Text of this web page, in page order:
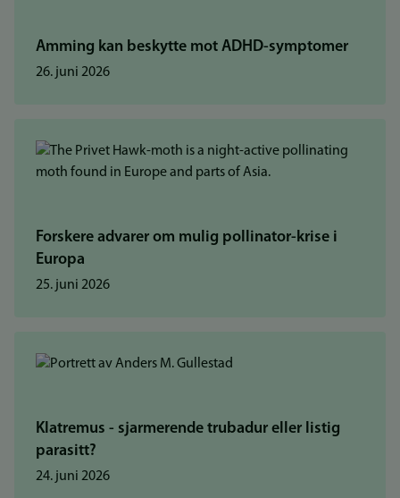
Amming kan beskytte mot ADHD-symptomer
26. juni 2026
Forskere advarer om mulig pollinator-krise i
Europa
25. juni 2026
Klatremus - sjarmerende trubadur eller listig
parasitt?
24. juni 2026